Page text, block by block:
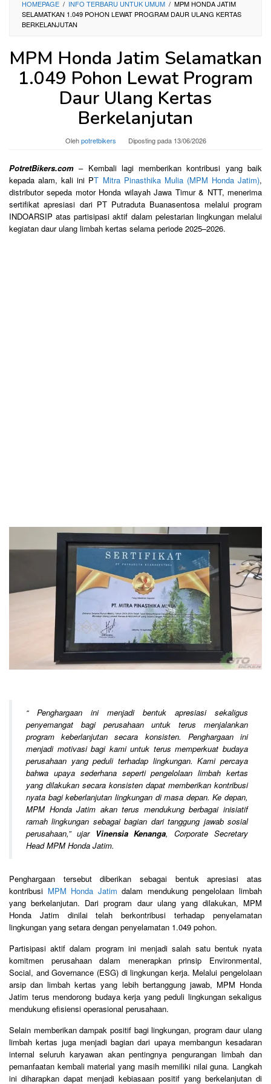
HOMEPAGE / INFO TERBARU UNTUK UMUM / MPM HONDA JATIM
SELAMATKAN 1.049 POHON LEWAT PROGRAM DAUR ULANG KERTAS
BERKELANJUTAN
MPM Honda Jatim Selamatkan
1.049 Pohon Lewat Program
Daur Ulang Kertas
Berkelanjutan
Olehpotretbikers Diposting pada 13/06/2026
PotretBikers.com – Kembali lagi memberikan kontribusi yang baik
kepada alam, kali ini PT Mitra Pinasthika Mulia (MPM Honda Jatim),
distributor sepeda motor Honda wilayah Jawa Timur & NTT, menerima
sertifikat apresiasi dari PT Putraduta Buanasentosa melalui program
INDOARSIP atas partisipasi aktif dalam pelestarian lingkungan melalui
kegiatan daur ulang limbah kertas selama periode 2025–2026.
“ Penghargaan ini menjadi bentuk apresiasi sekaligus
penyemangat bagi perusahaan untuk terus menjalankan
program keberlanjutan secara konsisten. Penghargaan ini
menjadi motivasi bagi kami untuk terus memperkuat budaya
perusahaan yang peduli terhadap lingkungan. Kami percaya
bahwa upaya sederhana seperti pengelolaan limbah kertas
yang dilakukan secara konsisten dapat memberikan kontribusi
nyata bagi keberlanjutan lingkungan di masa depan. Ke depan,
MPM Honda Jatim akan terus mendukung berbagai inisiatif
ramah lingkungan sebagai bagian dari tanggung jawab sosial
perusahaan,” ujar Vinensia Kenanga, Corporate Secretary
Head MPM Honda Jatim.
Penghargaan tersebut diberikan sebagai bentuk apresiasi atas
kontribusi MPM Honda Jatim dalam mendukung pengelolaan limbah
yang berkelanjutan. Dari program daur ulang yang dilakukan, MPM
Honda Jatim dinilai telah berkontribusi terhadap penyelamatan
lingkungan yang setara dengan penyelamatan 1.049 pohon.
Partisipasi aktif dalam program ini menjadi salah satu bentuk nyata
komitmen perusahaan dalam menerapkan prinsip Environmental,
Social, and Governance (ESG) di lingkungan kerja. Melalui pengelolaan
arsip dan limbah kertas yang lebih bertanggung jawab, MPM Honda
Jatim terus mendorong budaya kerja yang peduli lingkungan sekaligus
mendukung efisiensi operasional perusahaan.
Selain memberikan dampak positif bagi lingkungan, program daur ulang
limbah kertas juga menjadi bagian dari upaya membangun kesadaran
internal seluruh karyawan akan pentingnya pengurangan limbah dan
pemanfaatan kembali material yang masih memiliki nilai guna. Langkah
ini diharapkan dapat menjadi kebiasaan positif yang berkelanjutan di